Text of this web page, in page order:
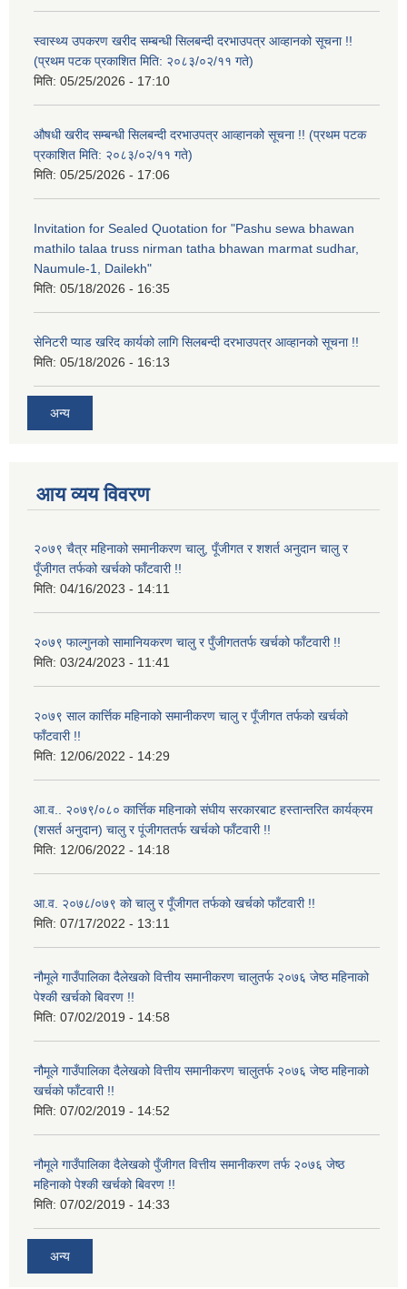
स्वास्थ्य उपकरण खरीद सम्बन्धी सिलबन्दी दरभाउपत्र आव्हानको सूचना !!
(प्रथम पटक प्रकाशित मिति: २०८३/०२/११ गते)
मिति: 05/25/2026 - 17:10
औषधी खरीद सम्बन्धी सिलबन्दी दरभाउपत्र आव्हानको सूचना !! (प्रथम पटक
प्रकाशित मिति: २०८३/०२/११ गते)
मिति: 05/25/2026 - 17:06
Invitation for Sealed Quotation for "Pashu sewa bhawan
mathilo talaa truss nirman tatha bhawan marmat sudhar,
Naumule-1, Dailekh"
मिति: 05/18/2026 - 16:35
सेनिटरी प्याड खरिद कार्यको लागि सिलबन्दी दरभाउपत्र आव्हानको सूचना !!
मिति: 05/18/2026 - 16:13
अन्य
आय व्यय विवरण
२०७९ चैत्र महिनाको समानीकरण चालु, पूँजीगत र शशर्त अनुदान चालु र
पूँजीगत तर्फको खर्चको फाँटवारी !!
मिति: 04/16/2023 - 14:11
२०७९ फाल्गुनको सामानियकरण चालु र पुँजीगततर्फ खर्चको फाँटवारी !!
मिति: 03/24/2023 - 11:41
२०७९ साल कार्त्तिक महिनाको समानीकरण चालु र पूँजीगत तर्फको खर्चको
फाँटवारी !!
मिति: 12/06/2022 - 14:29
आ.व.. २०७९/०८० कार्त्तिक महिनाको संघीय सरकारबाट हस्तान्तरित कार्यक्रम
(शसर्त अनुदान) चालु र पूंजीगततर्फ खर्चको फाँटवारी !!
मिति: 12/06/2022 - 14:18
आ.व. २०७८/०७९ को चालु र पूँजीगत तर्फको खर्चको फाँटवारी !!
मिति: 07/17/2022 - 13:11
नौमूले गाउँपालिका दैलेखको वित्तीय समानीकरण चालुतर्फ २०७६ जेष्ठ महिनाको
पेश्की खर्चको बिवरण !!
मिति: 07/02/2019 - 14:58
नौमूले गाउँपालिका दैलेखको वित्तीय समानीकरण चालुतर्फ २०७६ जेष्ठ महिनाको
खर्चको फाँटवारी !!
मिति: 07/02/2019 - 14:52
नौमूले गाउँपालिका दैलेखको पुँजीगत वित्तीय समानीकरण तर्फ २०७६ जेष्ठ
महिनाको पेश्की खर्चको बिवरण !!
मिति: 07/02/2019 - 14:33
अन्य